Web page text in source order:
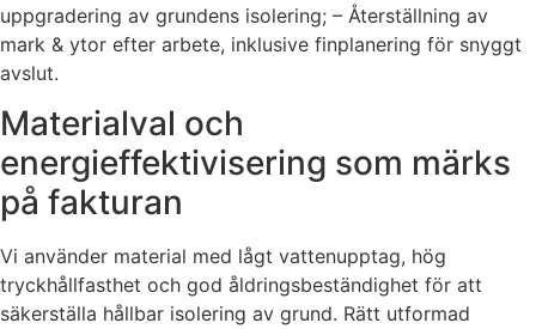
uppgradering av grundens isolering; – Återställning av
mark & ytor efter arbete, inklusive finplanering för snyggt
avslut.
Materialval och
energieffektivisering som märks
på fakturan
Vi använder material med lågt vattenupptag, hög
tryckhållfasthet och god åldringsbeständighet för att
säkerställa hållbar isolering av grund. Rätt utformad